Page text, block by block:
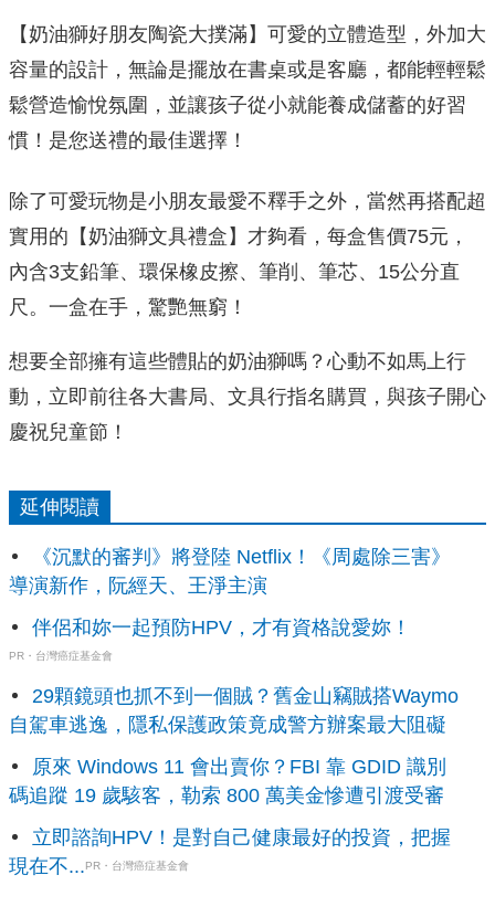
【奶油獅好朋友陶瓷大撲滿】可愛的立體造型，外加大
容量的設計，無論是擺放在書桌或是客廳，都能輕輕鬆
鬆營造愉悅氛圍，並讓孩子從小就能養成儲蓄的好習
慣！是您送禮的最佳選擇！
除了可愛玩物是小朋友最愛不釋手之外，當然再搭配超
實用的【奶油獅文具禮盒】才夠看，每盒售價75元，
內含3支鉛筆、環保橡皮擦、筆削、筆芯、15公分直
尺。一盒在手，驚艷無窮！
想要全部擁有這些體貼的奶油獅嗎？心動不如馬上行
動，立即前往各大書局、文具行指名購買，與孩子開心
慶祝兒童節！
延伸閱讀
《沉默的審判》將登陸 Netflix！《周處除三害》
導演新作，阮經天、王淨主演
伴侶和妳一起預防HPV，才有資格說愛妳！
PR・台灣癌症基金會
29顆鏡頭也抓不到一個賊？舊金山竊賊搭Waymo
自駕車逃逸，隱私保護政策竟成警方辦案最大阻礙
原來 Windows 11 會出賣你？FBI 靠 GDID 識別
碼追蹤 19 歲駭客，勒索 800 萬美金慘遭引渡受審
立即諮詢HPV！是對自己健康最好的投資，把握
現在不...PR・台灣癌症基金會